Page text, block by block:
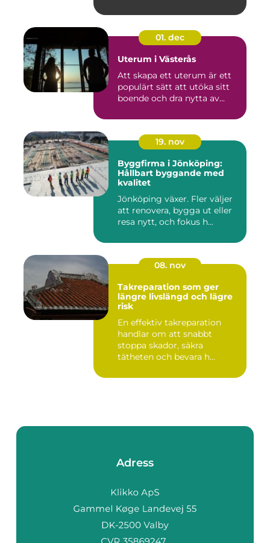
01. dec
Uterum i Västerås
Att skapa ett uterum är ett
populärt sätt att utöka sitt
boende och dra nytta av...
19. nov
Byggfirma i Jönköping:
Hållbart byggande med
kvalitet
Jönköping växer. Fler väljer
att renovera, bygga ut eller
resa nytt, och fokus h...
08. nov
Takreparation som ger
längre livslängd och lägre
risk
En effektiv takreparation
handlar om att snabbt
stoppa skador, säkra
tätheten och bevara h...
Adress